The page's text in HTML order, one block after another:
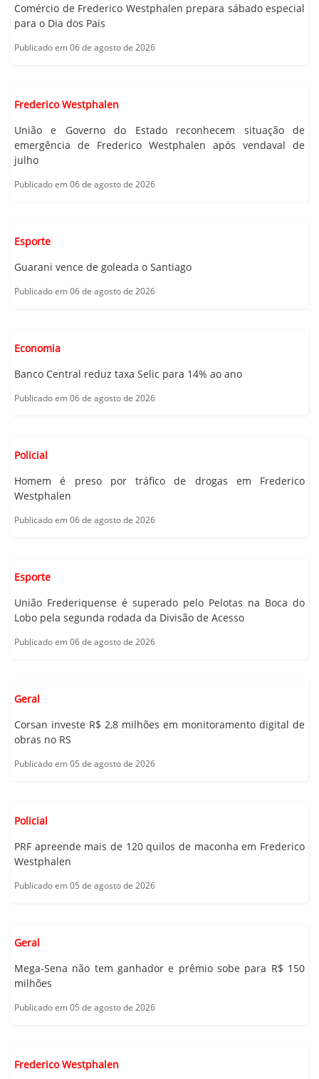
Comércio de Frederico Westphalen prepara sábado especial
para o Dia dos Pais
Publicado em 06 de agosto de 2026
Frederico Westphalen
União e Governo do Estado reconhecem situação de
emergência de Frederico Westphalen após vendaval de
julho
Publicado em 06 de agosto de 2026
Esporte
Guarani vence de goleada o Santiago
Publicado em 06 de agosto de 2026
Economia
Banco Central reduz taxa Selic para 14% ao ano
Publicado em 06 de agosto de 2026
Policial
Homem é preso por tráfico de drogas em Frederico
Westphalen
Publicado em 06 de agosto de 2026
Esporte
União Frederiquense é superado pelo Pelotas na Boca do
Lobo pela segunda rodada da Divisão de Acesso
Publicado em 06 de agosto de 2026
Geral
Corsan investe R$ 2,8 milhões em monitoramento digital de
obras no RS
Publicado em 05 de agosto de 2026
Policial
PRF apreende mais de 120 quilos de maconha em Frederico
Westphalen
Publicado em 05 de agosto de 2026
Geral
Mega-Sena não tem ganhador e prêmio sobe para R$ 150
milhões
Publicado em 05 de agosto de 2026
Frederico Westphalen